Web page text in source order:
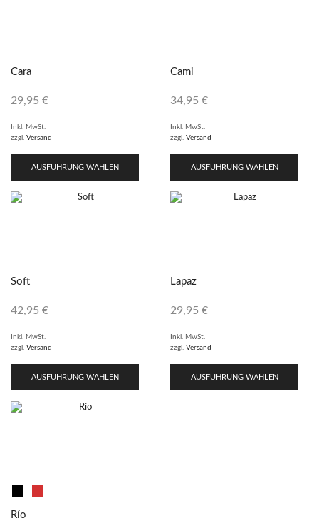
Cara
29,95 €
Inkl. MwSt.
zzgl. Versand
AUSFÜHRUNG WÄHLEN
Cami
34,95 €
Inkl. MwSt.
zzgl. Versand
AUSFÜHRUNG WÄHLEN
Soft
42,95 €
Inkl. MwSt.
zzgl. Versand
AUSFÜHRUNG WÄHLEN
Lapaz
29,95 €
Inkl. MwSt.
zzgl. Versand
AUSFÜHRUNG WÄHLEN
Río